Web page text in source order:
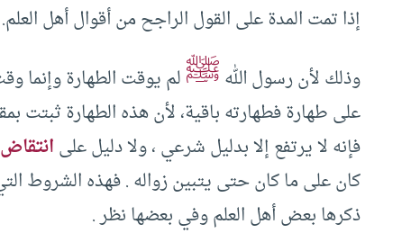
إذا تمت المدة على القول الراجح من أقوال أهل العلم.
وذلك لأن رسول اللهﷺلم يوقت الطهارة وإنما
على طهارة فطهارته باقية، لأن هذه الطهارة
فإنه لا يرتفع إلا بدليل شرعي ، ولا دليل على
كان على ما كان حتى يتبين زواله . فهذه الشروط
ذكرها بعض أهل العلم وفي بعضها نظر .